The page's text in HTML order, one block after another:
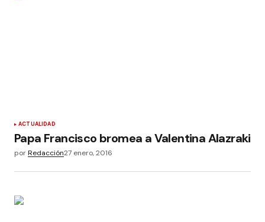
ACTUALIDAD
Papa Francisco bromea a Valentina Alazraki
porRedacción27 enero, 2016